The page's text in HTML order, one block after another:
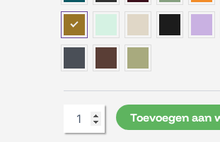
Tafel
300
cm
aantal
Toevoegen aan